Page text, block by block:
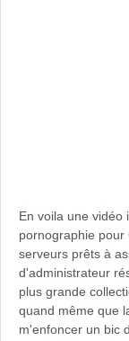
En voila une vidéo
pornographie pour
serveurs prêts à
d'administrateur
plus grande
quand même que
m'enfoncer un bic